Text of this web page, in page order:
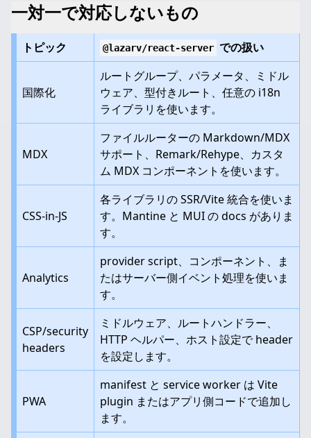
一対一で対応しないもの
トピック @lazarv/react-server での扱い
国際化
ルートグループ、パラメータ、ミドル
ウェア、型付きルート、任意の i18n
ライブラリを使います。
MDX
ファイルルーターの Markdown/MDX
サポート、Remark/Rehype、カスタ
ム MDX コンポーネントを使います。
CSS-in-JS
各ライブラリの SSR/Vite 統合を使いま
す。Mantine と MUI の docs がありま
す。
Analytics
provider script、コンポーネント、ま
たはサーバー側イベント処理を使いま
す。
CSP/security
headers
ミドルウェア、ルートハンドラー、
HTTP ヘルパー、ホスト設定で header
を設定します。
PWA
manifest と service worker は Vite
plugin またはアプリ側コードで追加し
ます。